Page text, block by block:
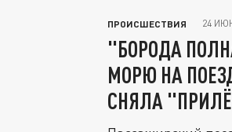
ПРОИСШЕСТВИЯ 24
"БОРОДА
МОРЮ НА
СНЯЛА